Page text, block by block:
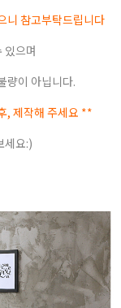
니 참고부탁드립니다
있으며
량이 아닙니다.
, 제작해 주세요 **
세요:)